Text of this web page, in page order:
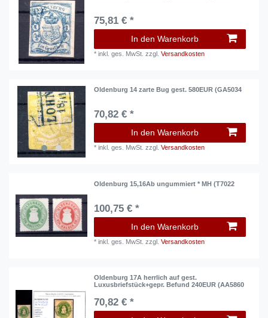
75,81 € *
In den Warenkorb
*inkl. ges. MwSt. zzgl.Versandkosten
Oldenburg 14 zarte Bug gest. 580EUR (GA5034
70,82 € *
In den Warenkorb
*inkl. ges. MwSt. zzgl.Versandkosten
Oldenburg 15,16Ab ungummiert * MH (T7022
100,75 € *
In den Warenkorb
*inkl. ges. MwSt. zzgl.Versandkosten
Oldenburg 17A herrlich auf gest.
Luxusbriefstück+gepr. Befund 240EUR (AA5860
70,82 € *